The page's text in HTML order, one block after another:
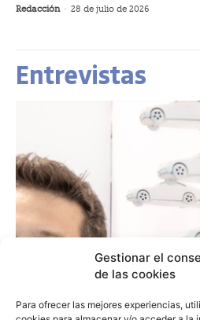
Gestionar el
de las cookies
Para ofrecer las mejores experiencias,
Redacción - 28 de julio de 2026
Entrevistas